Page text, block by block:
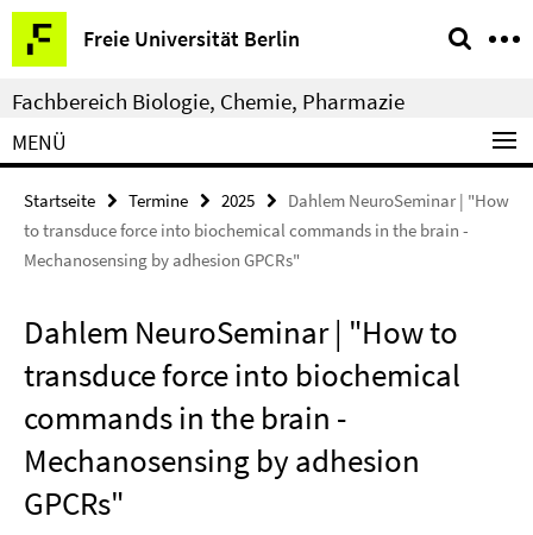
Springe
direkt
zu
Inhalt
Freie Universität Berlin
Service-
Navigation
Fachbereich Biologie, Chemie, Pharmazie
MENÜ
Startseite Termine 2025
Dahlem NeuroSeminar | "How
to transduce force into biochemical commands in the brain -
Mechanosensing by adhesion GPCRs"
Dahlem NeuroSeminar | "How to
transduce force into biochemical
commands in the brain -
Mechanosensing by adhesion
GPCRs"